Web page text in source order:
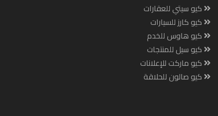
كيو سيتي للعقارات
كيو كارز للسيارات
كيو هاوس للخدم
كيو سيل للمنتجات
كيو ماركت للإعلانات
كيو صالون للحلاقة